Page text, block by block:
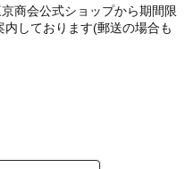
商会公式ショップから期間限
しております(郵送の場合も